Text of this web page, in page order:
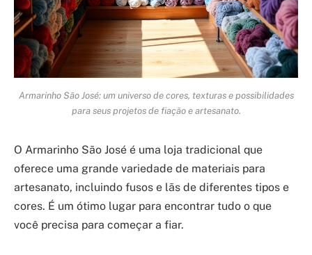
Armarinho São José: um universo de cores, texturas e possibilidades
para seus projetos de fiação e artesanato.
O Armarinho São José é uma loja tradicional que
oferece uma grande variedade de materiais para
artesanato, incluindo fusos e lãs de diferentes tipos e
cores. É um ótimo lugar para encontrar tudo o que
você precisa para começar a fiar.